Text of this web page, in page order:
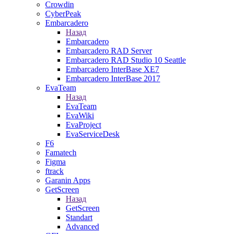
Crowdin
CyberPeak
Embarcadero
Назад
Embarcadero
Embarcadero RAD Server
Embarcadero RAD Studio 10 Seattle
Embarcadero InterBase XE7
Embarcadero InterBase 2017
EvaTeam
Назад
EvaTeam
EvaWiki
EvaProject
EvaServiceDesk
F6
Famatech
Figma
ftrack
Garanin Apps
GetScreen
Назад
GetScreen
Standart
Advanced